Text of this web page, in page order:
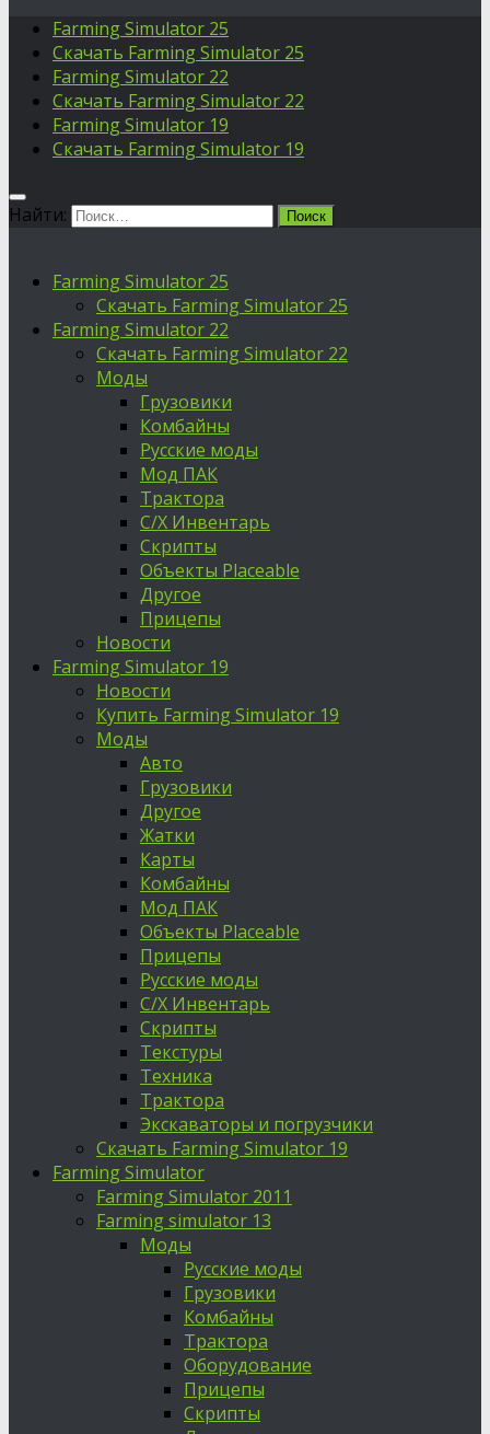
Farming Simulator 25
Скачать Farming Simulator 25
Farming Simulator 22
Скачать Farming Simulator 22
Farming Simulator 19
Скачать Farming Simulator 19
Найти:
Farming Simulator 25
Скачать Farming Simulator 25
Farming Simulator 22
Скачать Farming Simulator 22
Моды
Грузовики
Комбайны
Русские моды
Мод ПАК
Трактора
С/Х Инвентарь
Скрипты
Объекты Placeable
Другое
Прицепы
Новости
Farming Simulator 19
Новости
Купить Farming Simulator 19
Моды
Авто
Грузовики
Другое
Жатки
Карты
Комбайны
Мод ПАК
Объекты Placeable
Прицепы
Русские моды
С/Х Инвентарь
Скрипты
Текстуры
Техника
Трактора
Экскаваторы и погрузчики
Скачать Farming Simulator 19
Farming Simulator
Farming Simulator 2011
Farming simulator 13
Моды
Русские моды
Грузовики
Комбайны
Трактора
Оборудование
Прицепы
Скрипты